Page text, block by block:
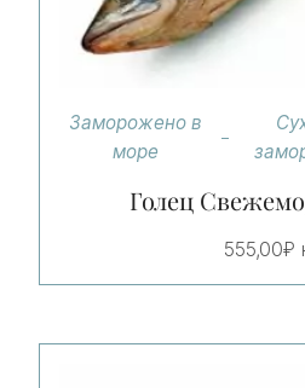
Заморожено в
море
Голец
555,00₽